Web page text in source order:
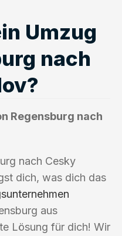
Umzug
nach
Regensburg nach
nach Cesky
dich, was dich das
aus
Lösung für dich! Wir